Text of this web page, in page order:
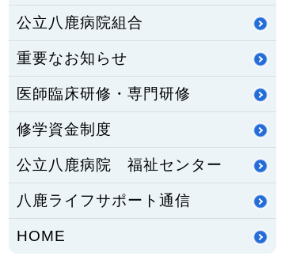
公立八鹿病院組合
重要なお知らせ
医師臨床研修・専門研修
修学資金制度
公立八鹿病院 福祉センター
八鹿ライフサポート通信
HOME